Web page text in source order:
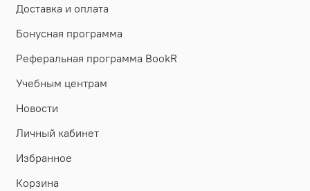
Доставка и оплата
Бонусная программа
Реферальная программа BookR
Учебным центрам
Новости
Личный кабинет
Избранное
Корзина